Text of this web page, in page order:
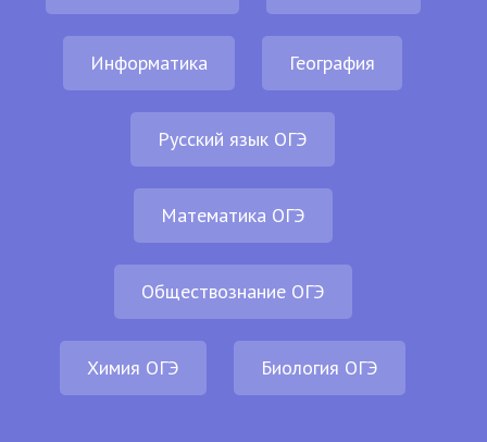
Информатика География
Русский язык ОГЭ
Математика ОГЭ
Обществознание ОГЭ
Химия ОГЭ Биология ОГЭ